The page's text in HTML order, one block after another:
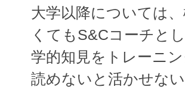
大学以降については
くてもS&Cコーチと
学的知見をトレーニ
読めないと活かせな